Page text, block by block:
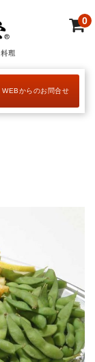
WEBからのお問合せ
0